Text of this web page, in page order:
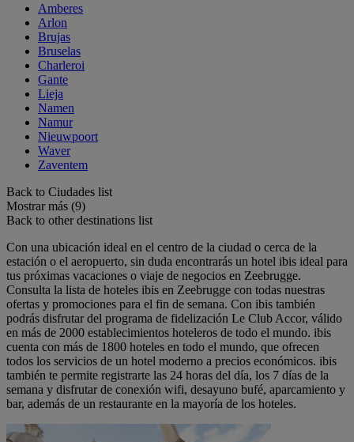
Amberes
Arlon
Brujas
Bruselas
Charleroi
Gante
Lieja
Namen
Namur
Nieuwpoort
Waver
Zaventem
Back to Ciudades list
Mostrar más (9)
Back to other destinations list
Con una ubicación ideal en el centro de la ciudad o cerca de la
estación o el aeropuerto, sin duda encontrarás un hotel ibis ideal para
tus próximas vacaciones o viaje de negocios en Zeebrugge.
Consulta la lista de hoteles ibis en Zeebrugge con todas nuestras
ofertas y promociones para el fin de semana. Con ibis también
podrás disfrutar del programa de fidelización Le Club Accor, válido
en más de 2000 establecimientos hoteleros de todo el mundo. ibis
cuenta con más de 1800 hoteles en todo el mundo, que ofrecen
todos los servicios de un hotel moderno a precios económicos. ibis
también te permite registrarte las 24 horas del día, los 7 días de la
semana y disfrutar de conexión wifi, desayuno bufé, aparcamiento y
bar, además de un restaurante en la mayoría de los hoteles.